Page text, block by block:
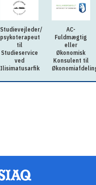
Studievejleder/
psykoterapeut
til
Studieservice
ved
Ilisimatusarfik
AC-
Fuldmægtig
eller
Økonomisk
Konsulent til